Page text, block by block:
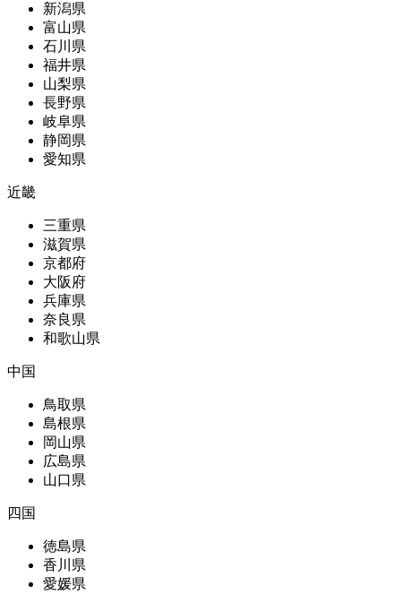
新潟県
富山県
石川県
福井県
山梨県
長野県
岐阜県
静岡県
愛知県
近畿
三重県
滋賀県
京都府
大阪府
兵庫県
奈良県
和歌山県
中国
鳥取県
島根県
岡山県
広島県
山口県
四国
徳島県
香川県
愛媛県